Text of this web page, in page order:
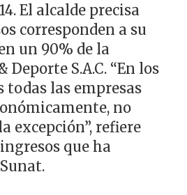
El alcalde precisa
corresponden a su
un 90% de la
Deporte S.A.C. “En los
todas las empresas
no
excepción”, refiere
que ha